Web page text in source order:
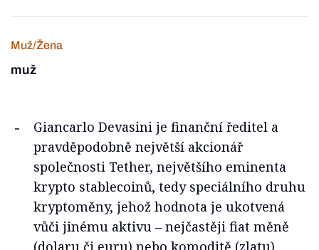
Muž/Žena
muž
Giancarlo Devasini je finanční ředitel a
pravděpodobně největší akcionář
společnosti Tether, největšího eminenta
krypto stablecoinů, tedy speciálního druhu
kryptoměny, jehož hodnota je ukotvená
vůči jinému aktivu – nejčastěji fiat měně
(dolaru či euru) nebo komoditě (zlatu).